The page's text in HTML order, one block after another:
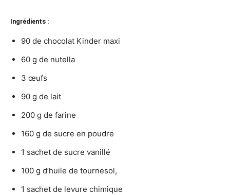
Ingrédients :
90 de chocolat Kinder maxi
60 g de nutella
3 œufs
90 g de lait
200 g de farine
160 g de sucre en poudre
1 sachet de sucre vanillé
100 g d’huile de tournesol,
1 sachet de levure chimique